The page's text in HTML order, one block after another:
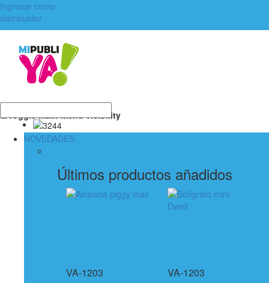
Ingresar como
distribuidor
Toggle main menu visibility
NOVEDADES
Últimos productos añadidos
VA-1203 VA-1203